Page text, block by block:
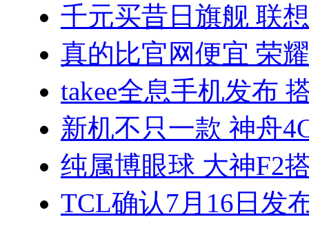
千元买昔日旗舰 联
真的比官网便宜 荣
takee全息手机发布
新机不只一款 神舟
纯属博眼球 大神F2
TCL确认7月16日发